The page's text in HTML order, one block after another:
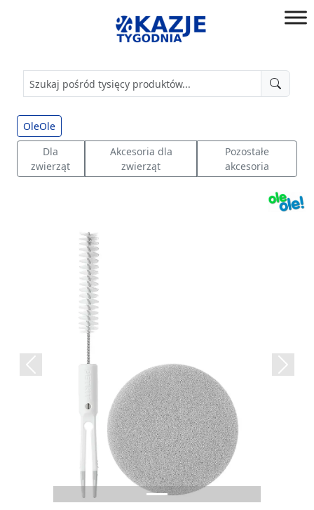
złap
OleOle
Dla
zwierząt
Akcesoria dla
zwierząt
Pozostałe
akcesoria
Previous Next